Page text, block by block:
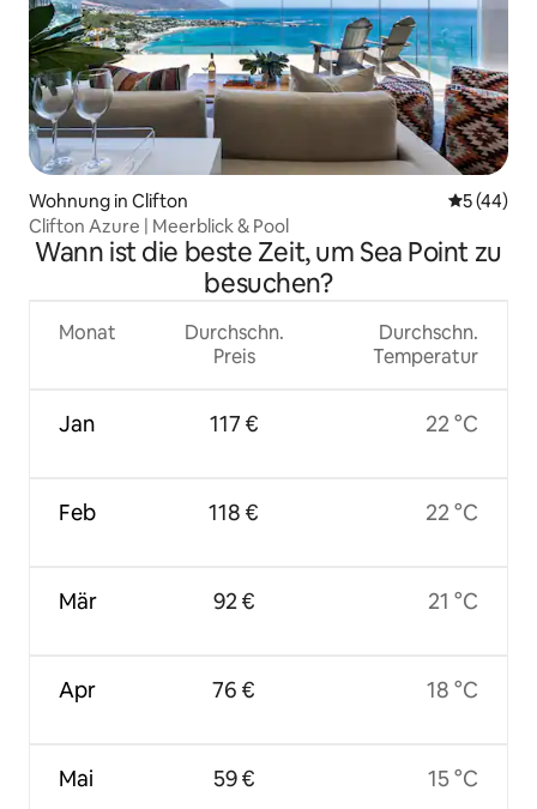
Wohnung in Clifton
5 (44)
Clifton Azure | Meerblick & Pool
Wann ist die beste Zeit, um Sea Point zu
besuchen?
Monat
Jan
Feb
Mär
Apr
Mai
Durchschn.
Preis
117 €
118 €
92 €
76 €
59 €
Durchschn.
Temperatur
22 °C
22 °C
21 °C
18 °C
15 °C